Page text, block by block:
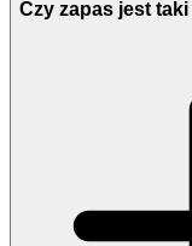
Czy zapas jest